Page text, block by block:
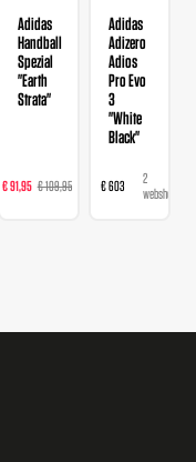
webshops
Adidas
Handball
Spezial
"Earth
Strata"
€ 91,95 € 109,95
webshops
Adidas
Adizero
Adios
Pro Evo
3
"White
Black"
€ 603
2
webshops